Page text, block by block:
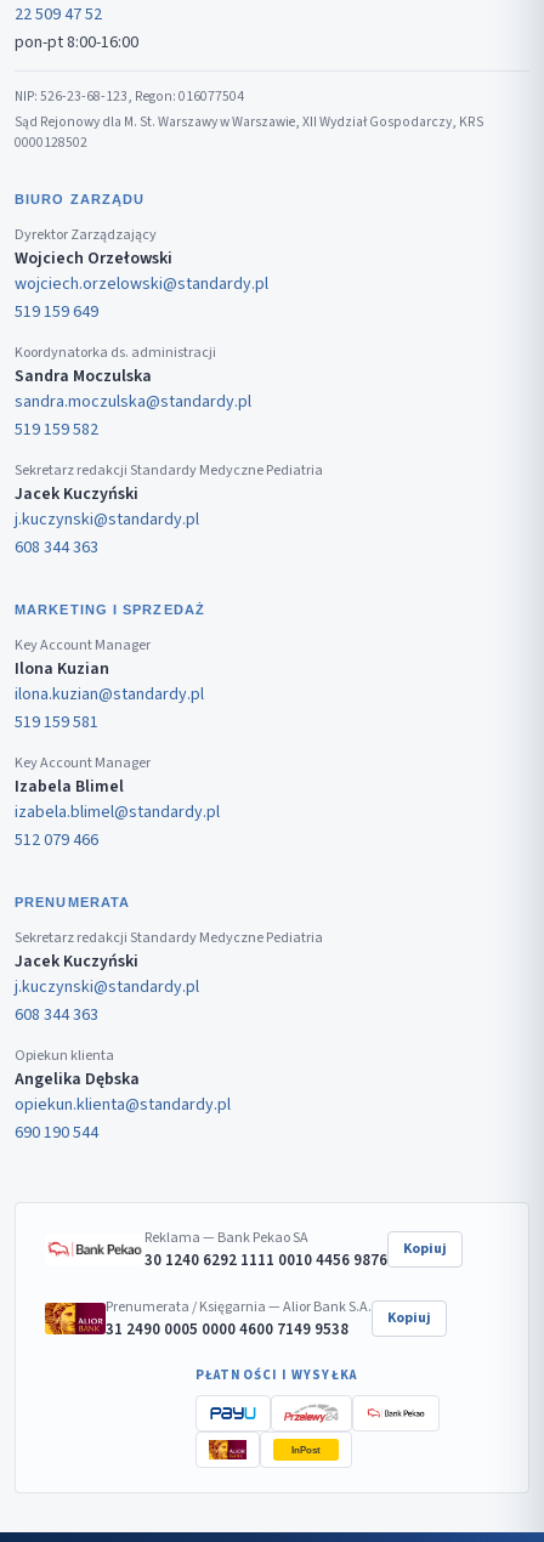
22 509 47 52
pon-pt 8:00-16:00
NIP: 526-23-68-123, Regon: 016077504
Sąd Rejonowy dla M. St. Warszawy w Warszawie, XII Wydział Gospodarczy, KRS
0000128502
BIURO ZARZĄDU
Dyrektor Zarządzający
Wojciech Orzełowski
wojciech.orzelowski@standardy.pl
519 159 649
Koordynatorka ds. administracji
Sandra Moczulska
sandra.moczulska@standardy.pl
519 159 582
Sekretarz redakcji Standardy Medyczne Pediatria
Jacek Kuczyński
j.kuczynski@standardy.pl
608 344 363
MARKETING I SPRZEDAŻ
Key Account Manager
Ilona Kuzian
ilona.kuzian@standardy.pl
519 159 581
Key Account Manager
Izabela Blimel
izabela.blimel@standardy.pl
512 079 466
PRENUMERATA
Sekretarz redakcji Standardy Medyczne Pediatria
Jacek Kuczyński
j.kuczynski@standardy.pl
608 344 363
Opiekun klienta
Angelika Dębska
opiekun.klienta@standardy.pl
690 190 544
Reklama — Bank Pekao SA
30 1240 6292 1111 0010 4456 9876 Kopiuj
Prenumerata / Księgarnia — Alior Bank S.A.
31 2490 0005 0000 4600 7149 9538 Kopiuj
PŁATNOŚCI I WYSYŁKA
InPost